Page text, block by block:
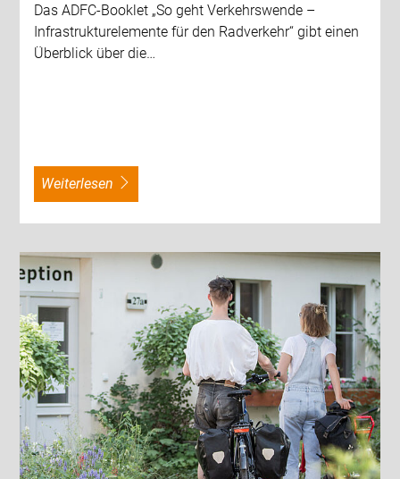
Das ADFC-Booklet „So geht Verkehrswende –
Infrastrukturelemente für den Radverkehr“ gibt einen
Überblick über die…
weiterlesen